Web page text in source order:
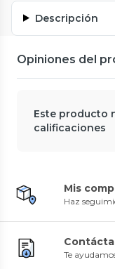
Descripción
Opiniones del
Este producto
calificaciones
Mis
Haz
Te